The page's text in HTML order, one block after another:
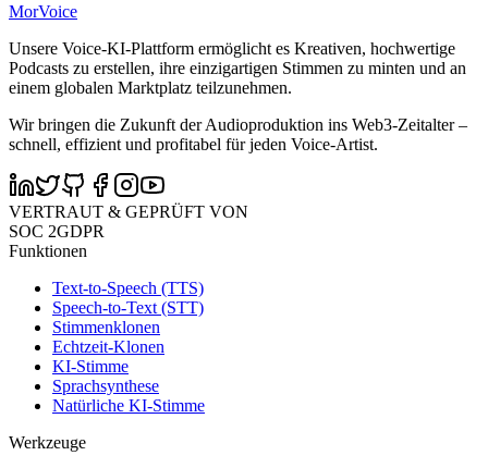
MorVoice
Unsere Voice-KI-Plattform ermöglicht es Kreativen, hochwertige
Podcasts zu erstellen, ihre einzigartigen Stimmen zu minten und an
einem globalen Marktplatz teilzunehmen.
Wir bringen die Zukunft der Audioproduktion ins Web3-Zeitalter –
schnell, effizient und profitabel für jeden Voice-Artist.
VERTRAUT & GEPRÜFT VON
SOC 2GDPR
Funktionen
Text-to-Speech (TTS)
Speech-to-Text (STT)
Stimmenklonen
Echtzeit-Klonen
KI-Stimme
Sprachsynthese
Natürliche KI-Stimme
Werkzeuge